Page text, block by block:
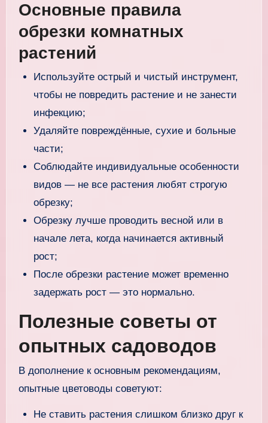
Основные правила
обрезки комнатных
растений
Используйте острый и чистый инструмент,
чтобы не повредить растение и не занести
инфекцию;
Удаляйте повреждённые, сухие и больные
части;
Соблюдайте индивидуальные особенности
видов — не все растения любят строгую
обрезку;
Обрезку лучше проводить весной или в
начале лета, когда начинается активный
рост;
После обрезки растение может временно
задержать рост — это нормально.
Полезные советы от
опытных садоводов
В дополнение к основным рекомендациям,
опытные цветоводы советуют:
Не ставить растения слишком близко друг к